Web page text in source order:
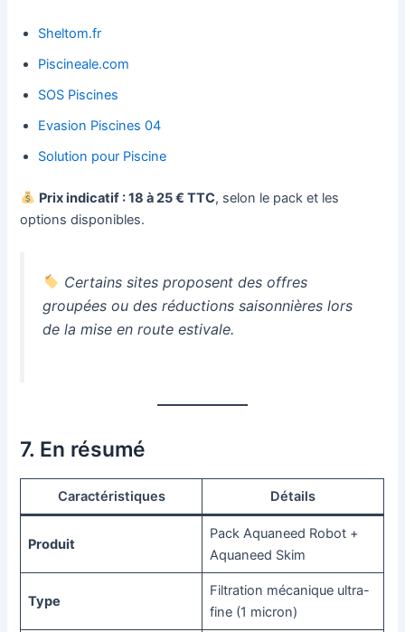
Sheltom.fr
Piscineale.com
SOS Piscines
Evasion Piscines 04
Solution pour Piscine
Prix indicatif : 18 à 25 € TTC, selon le pack et les
options disponibles.
Certains sites proposent des offres
groupées ou des réductions saisonnières lors
de la mise en route estivale.
7. En résumé
Caractéristiques Détails
Produit
Pack Aquaneed Robot +
Aquaneed Skim
Type
Filtration mécanique ultra-
fine (1 micron)